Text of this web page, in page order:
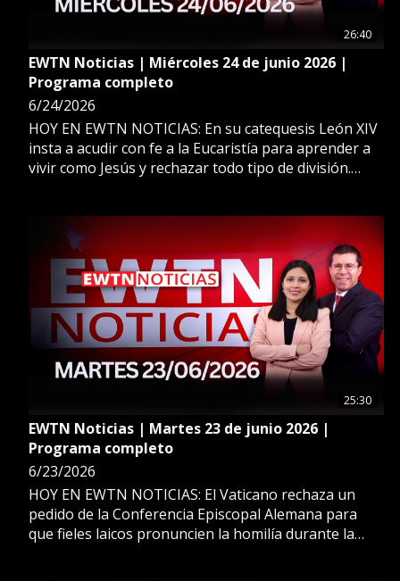
26:40
EWTN Noticias | Miércoles 24 de junio 2026 |
Programa completo
6/24/2026
HOY EN EWTN NOTICIAS: En su catequesis León XIV
insta a acudir con fe a la Eucaristía para aprender a
vivir como Jesús y rechazar todo tipo de división.
migrante del sacerdote cubano Félix Varela, cuya
causa de canonización avanza. ESTO Y MÁS EN
EWTN NOTICIAS.
25:30
EWTN Noticias | Martes 23 de junio 2026 |
Programa completo
6/23/2026
HOY EN EWTN NOTICIAS: El Vaticano rechaza un
pedido de la Conferencia Episcopal Alemana para
que fieles laicos pronuncien la homilía durante la